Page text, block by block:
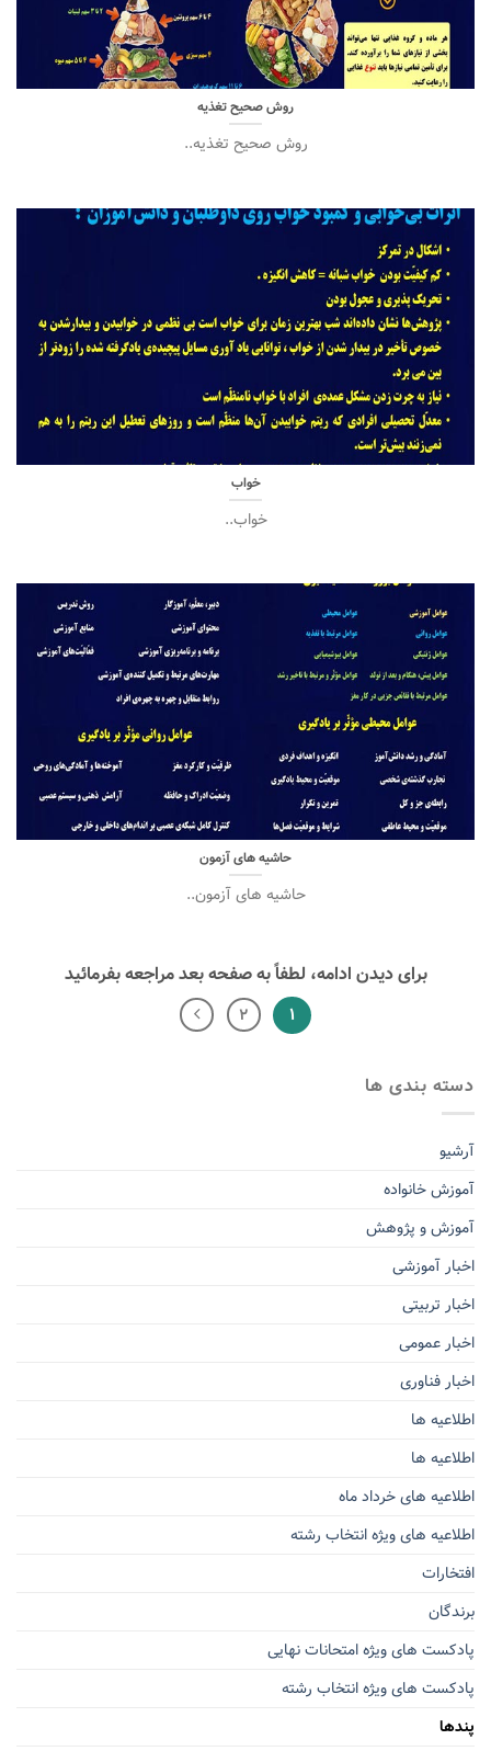
دسته بندی ها
آرشیو
آموزش خانواده
آموزش و پژوهش
اخبار آموزشی
اخبار تربیتی
اخبار عمومی
اخبار فناوری
اطلاعیه ها
اطلاعیه ها
اطلاعیه های خرداد ماه
اطلاعیه های ویژه انتخاب رشته
افتخارات
برندگان
پادکست های ویژه امتحانات نهایی
پادکست های ویژه انتخاب رشته
پندها
روش صحیح تغذیه
روش صحیح تغذیه..
خواب
خواب..
حاشیه های آزمون
حاشیه های آزمون..
برای دیدن ادامه، لطفاً به صفحه بعد مراجعه بفرمائید
۱ ۲